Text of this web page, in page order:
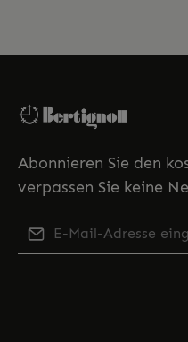
Abonnieren Sie den
verpassen Sie keine
E-Mail-Adresse*